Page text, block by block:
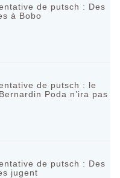
de putsch : Des
à Bobo
de putsch : le
Poda n’ira pas
de putsch : Des
jugent